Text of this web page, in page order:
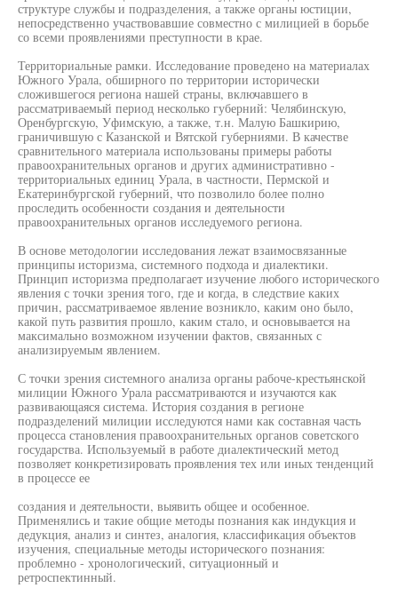
структуре службы и подразделения, а также органы юстиции,
непосредственно участвовавшие совместно с милицией в борьбе
со всеми проявлениями преступности в крае.
Территориальные рамки. Исследование проведено на материалах
Южного Урала, обширного по территории исторически
сложившегося региона нашей страны, включавшего в
рассматриваемый период несколько губерний: Челябинскую,
Оренбургскую, Уфимскую, а также, т.н. Малую Башкирию,
граничившую с Казанской и Вятской губерниями. В качестве
сравнительного материала использованы примеры работы
правоохранительных органов и других административно -
территориальных единиц Урала, в частности, Пермской и
Екатеринбургской губерний, что позволило более полно
проследить особенности создания и деятельности
правоохранительных органов исследуемого региона.
В основе методологии исследования лежат взаимосвязанные
принципы историзма, системного подхода и диалектики.
Принцип историзма предполагает изучение любого исторического
явления с точки зрения того, где и когда, в следствие каких
причин, рассматриваемое явление возникло, каким оно было,
какой путь развития прошло, каким стало, и основывается на
максимально возможном изучении фактов, связанных с
анализируемым явлением.
С точки зрения системного анализа органы рабоче-крестьянской
милиции Южного Урала рассматриваются и изучаются как
развивающаяся система. История создания в регионе
подразделений милиции исследуются нами как составная часть
процесса становления правоохранительных органов советского
государства. Используемый в работе диалектический метод
позволяет конкретизировать проявления тех или иных тенденций
в процессе ее
создания и деятельности, выявить общее и особенное.
Применялись и такие общие методы познания как индукция и
дедукция, анализ и синтез, аналогия, классификация объектов
изучения, специальные методы исторического познания:
проблемно - хронологический, ситуационный и
ретроспектинный.